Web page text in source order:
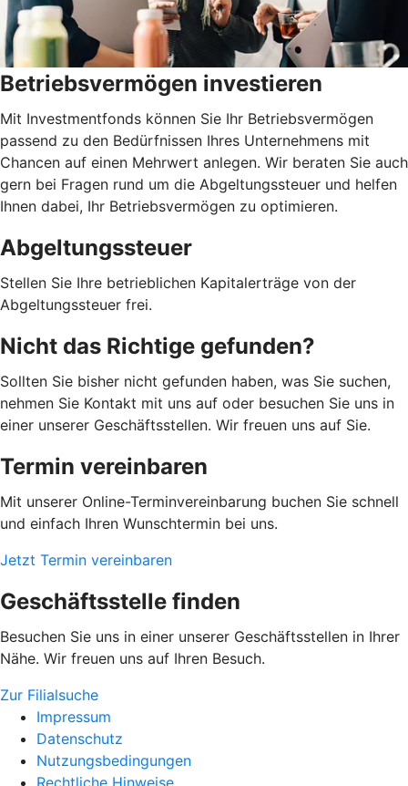
Betriebsvermögen investieren
Mit Investmentfonds können Sie Ihr Betriebsvermögen
passend zu den Bedürfnissen Ihres Unternehmens mit
Chancen auf einen Mehrwert anlegen. Wir beraten Sie auch
gern bei Fragen rund um die Abgeltungssteuer und helfen
Ihnen dabei, Ihr Betriebsvermögen zu optimieren.
Abgeltungssteuer
Stellen Sie Ihre betrieblichen Kapitalerträge von der
Abgeltungssteuer frei.
Nicht das Richtige gefunden?
Sollten Sie bisher nicht gefunden haben, was Sie suchen,
nehmen Sie Kontakt mit uns auf oder besuchen Sie uns in
einer unserer Geschäftsstellen. Wir freuen uns auf Sie.
Termin vereinbaren
Mit unserer Online-Terminvereinbarung buchen Sie schnell
und einfach Ihren Wunschtermin bei uns.
Jetzt Termin vereinbaren
Geschäftsstelle finden
Besuchen Sie uns in einer unserer Geschäftsstellen in Ihrer
Nähe. Wir freuen uns auf Ihren Besuch.
Zur Filialsuche
Impressum
Datenschutz
Nutzungsbedingungen
Rechtliche Hinweise